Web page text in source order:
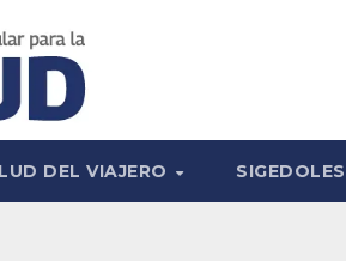
DEL VIAJERO SIGEDOLES